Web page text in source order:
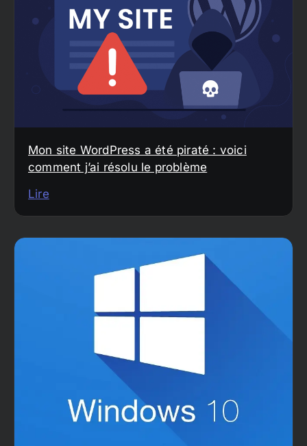
Mon site WordPress a été piraté : voici
comment j’ai résolu le problème
Lire